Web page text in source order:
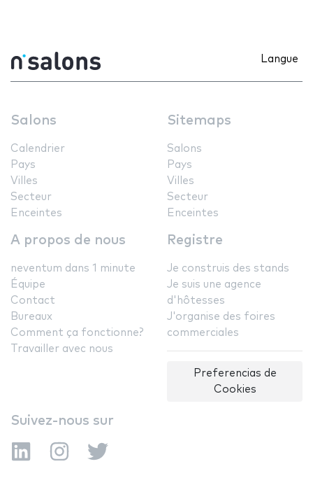
Langue
Salons
Calendrier
Pays
Villes
Secteur
Enceintes
Sitemaps
Salons
Pays
Villes
Secteur
Enceintes
A propos de nous
neventum dans 1 minute
Équipe
Contact
Bureaux
Comment ça fonctionne?
Travailler avec nous
Registre
Je construis des stands
Je suis une agence
d'hôtesses
J'organise des foires
commerciales
Preferencias de
Cookies
Suivez-nous sur